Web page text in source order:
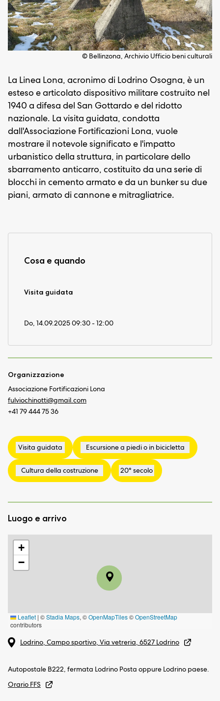
© Bellinzona, Archivio Ufficio beni culturali
La Linea Lona, acronimo di Lodrino Osogna, è un
esteso e articolato dispositivo militare costruito nel
1940 a difesa del San Gottardo e del ridotto
nazionale. La visita guidata, condotta
dall'Associazione Fortificazioni Lona, vuole
mostrare il notevole significato e l'impatto
urbanistico della struttura, in particolare dello
sbarramento anticarro, costituito da una serie di
blocchi in cemento armato e da un bunker su due
piani, armato di cannone e mitragliatrice.
Cosa e quando
Visita guidata
Do, 14.09.2025 09:30 - 12:00
Organizzazione
Associazione Fortificazioni Lona
fulviochinotti@gmail.com
+41 79 444 75 36
Luogo e arrivo
+
−
Leaflet | ©Stadia Maps, ©OpenMapTiles©OpenStreetMap
contributors
Lodrino, Campo sportivo, Via vetreria, 6527 Lodrino
Autopostale B222, fermata Lodrino Posta oppure Lodrino paese.
Orario FFS